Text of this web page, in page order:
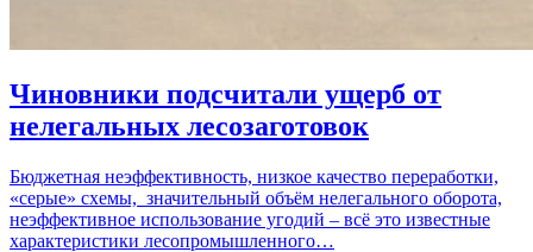
Чиновники подсчитали ущерб от
нелегальных лесозаготовок
Бюджетная неэффективность, низкое качество переработки,
«серые» схемы, значительный объём нелегального оборота,
неэффективное использование угодий – всё это известные
характеристики лесопромышленного…